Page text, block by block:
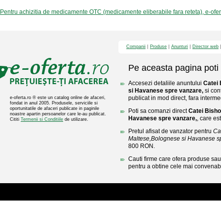
Pentru achizitia de medicamente OTC (medicamente eliberabile fara reteta), e-
e-oferta.ro ® este un catalog online de afaceri,
fondat in anul 2005. Produsele, serviciile si
oportunitatile de afaceri publicate in paginile
noastre apartin persoanelor care le-au publicat.
Cititi Termenii si Conditiile de utilizare.
Companii Produse Anunturi Director web
Pe aceasta pagina poti
Accesezi detaliile anuntului Catei
si Havanese spre vanzare, si
publicat in mod direct, fara
Poti sa comanzi directCatei
Havanese spre vanzare,, care
Pretul afisat de vanzator pentru
Maltese,Bolognese si Havanese
800 RON.
Cauti firme care ofera produse
pentru a obtine cele mai